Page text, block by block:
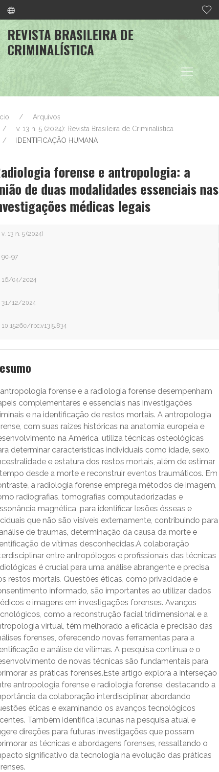
REVISTA BRASILEIRA DE
CRIMINALÍSTICA
Arquivos
v. 13 n. 5 (2024): Revista Brasileira de Criminalística
IDENTIFICAÇÃO HUMANA
forense e antropologia: a
de duas modalidades essenciais nas
médicas legais
v. 13 n. 5 (2024)
90-97
16/04/2024
31/12/2024
10.15260/rbc.v13i5.834
forense e a radiologia forense desempenham
complementares e essenciais nas investigações
e na identificação de restos mortais. A antropologia
com suas raízes históricas na anatomia europeia e
na América, utiliza técnicas osteológicas
determinar características individuais como idade, sexo,
e estatura dos restos mortais, além de estimar
desde a morte e reconstruir eventos traumáticos. Em
a radiologia forense emprega métodos de imagem,
radiografias, tomografias computadorizadas e
magnética, para identificar lesões ósseas e
que não são visíveis externamente, contribuindo para
de traumas, determinação da causa da morte e
de vítimas desconhecidas.A colaboração
entre antropólogos e profissionais das técnicas
é crucial para uma análise abrangente e precisa
restos mortais. Questões éticas, como privacidade e
informado, são importantes ao utilizar dados
e imagens em investigações forenses. Avanços
como a reconstrução facial tridimensional e a
virtual, têm melhorado a eficácia e precisão das
forenses, oferecendo novas ferramentas para a
e análise de vítimas. A pesquisa contínua e o
de novas técnicas são fundamentais para
as práticas forenses.Este artigo explora a interseção
antropologia forense e radiologia forense, destacando a
da colaboração interdisciplinar, abordando
éticas e examinando os avanços tecnológicos
Também identifica lacunas na pesquisa atual e
direções para futuras investigações que possam
as técnicas e abordagens forenses, ressaltando o
significativo da tecnologia na evolução das práticas